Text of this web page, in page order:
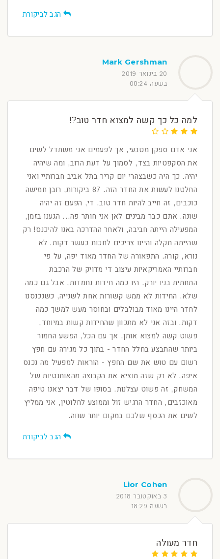
הגב לביקורת
Mark Gershman
20 בינואר 2019
בשעה 08:24
למה כל כך קשה למצוא חדר טוב?!
אני אדם ספקן מטבעי, אך לפעמים אני משתדל לשים
את הסקפטיות בצד, לסמוך על דעת הרוב, ומה שיהיה
יהיה. כך היה כשבצהרי יום קריר בתל אביב חברותיי ואני
החלטנו לעשות את החדר הזה. 87 ביקורות, רובן חמישה
כוכבים, זה חייב להיות חדר טוב. די, הפעם זה יהיה
שונה. אתם כבר מבינים לאן אני חותר פה... הגענו בזמן,
המפעילה הייתה חביבה, ולאחר ההדרכה באנו להיכנס! רק
שהייתה תקלה והיינו צריכים לחכות כעשר דקות. לא
נורא, קורה. התפאורה של החדר מאוד יפה, על פי
חברותיי האמריקאיות עיצוב די מדויק של הרכבת
התחתית בניו יורק. היו כמה חידות נחמדות, אבל גם כמה
שלא. החידות לא ממש קשורות אחת לשנייה, כשנכנסנו
לחדר היינו מאוד מבולבלים ובחוסר מעש למשך כמה
דקות. ובזה אני לא מתכוון שהחידות קשות במיוחד,
פשוט קשה למצוא אותן. אך עם הכל, הפשע החמור
ביותר שהתבצע בחלל החדר - בתוך כל מגירה עם חפץ
רשום עם טוש את שם החפץ - הוראות למפעיל מה נכנס
איפה. לא רק שזה מוציא את הקבוצה מהאותנטיות של
המשחק, זה פשוט עצלנות. בסופו של דבר יצאנו טיפה
מאוכזבים, החדר הרגיש זול וממוצע לחלוטין, אני ממליץ
לשים את הכסף שלכם במקום יותר שווה.
הגב לביקורת
Lior Cohen
3 באוקטובר 2018
בשעה 18:29
חדר מעולה